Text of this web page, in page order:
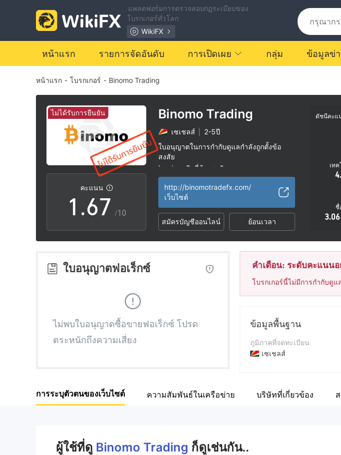
แพลตฟอร์มการตรวจสอบกฎระเบียบของ
โบรกเกอร์ทั่วโลก
WikiFX
หน้าแรก รายการจัดอันดับ การเปิดเผย กลุ่ม ข้อมูลข่
หน้าแรก - โบรกเกอร์ - Binomo Trading
ไม่ได้รับการยืนยัน
คะแนน
0
1
2
3
5
6
8
9
.
0
1
2
3
4
5
6
7
8
1
2
3
4
5
6
7
8
9
/10
Binomo Trading
เซเชลส์
2-5ปี
ใบอนุญาตในการกำกับดูแลกำลังถูกตั้งข้อ
สงสัย
| กลุ่มธุรกิจที่ต้องสงสัย
|
http://binomotradefx.com/
เว็บไซต์
สมัครบัญชีออนไลน์ ย้อนเวลา
ดัชนีคะแ
เทค
ชื่
3.06
ใบอนุญาตฟอเร็กซ์
ไม่พบใบอนุญาตซื้อขายฟอเร็กซ์ โปรด
ตระหนักถึงความเสี่ยง
คำเตือน: ระดับคะแนนอ
โบรกเกอร์นี้ไม่มีการกำกับดู
ข้อมูลพื้นฐาน
ภูมิภาคที่จดทะเบียน
เซเชลส์
ชื่อบริษัท
การระบุตัวตนของเว็บไซต์ ความสัมพันธ์ในเครือข่าย บริษัทที่เกี่ยวข้อง
ผู้ใช้ที่ดู Binomo Trading ก็ดูเช่นกัน..